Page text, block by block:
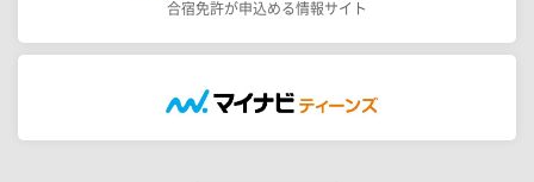
合宿免許が申込める情報サイト